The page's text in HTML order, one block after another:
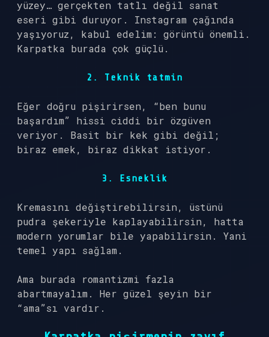
yüzey… gerçekten tatlı değil sanat
eseri gibi duruyor. Instagram çağında
yaşıyoruz, kabul edelim: görüntü önemli.
Karpatka burada çok güçlü.
2. Teknik tatmin
Eğer doğru pişirirsen, “ben bunu
başardım” hissi ciddi bir özgüven
veriyor. Basit bir kek gibi değil;
biraz emek, biraz dikkat istiyor.
3. Esneklik
Kremasını değiştirebilirsin, üstünü
pudra şekeriyle kaplayabilirsin, hatta
modern yorumlar bile yapabilirsin. Yani
temel yapı sağlam.
Ama burada romantizmi fazla
abartmayalım. Her güzel şeyin bir
“ama”sı vardır.